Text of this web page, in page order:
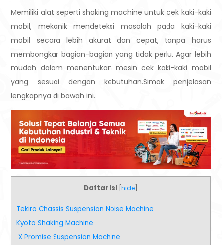
Memiliki alat seperti shaking machine untuk cek kaki-kaki
mobil, mekanik mendeteksi masalah pada kaki-kaki
mobil secara lebih akurat dan cepat, tanpa harus
membongkar bagian-bagian yang tidak perlu. Agar lebih
mudah dalam menentukan mesin cek kaki-kaki mobil
yang sesuai dengan kebutuhan.Simak penjelasan
lengkapnya di bawah ini.
Daftar Isi [hide
Tekiro Chassis Suspension Noise Machine
Kyoto Shaking Machine
X Promise Suspension Machine